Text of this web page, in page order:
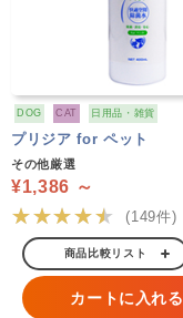
DOG CAT 日用品・雑貨
プリジア for ペット
その他厳選
¥1,386 ～
★★★★★ (149件)
商品比較リスト
カートに入れる